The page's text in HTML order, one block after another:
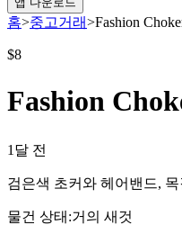
홈>중고거래>Fashion
$8
Fashion
1달 전
검은색 초커와 헤어밴드,
물건 상태 :거의 새것